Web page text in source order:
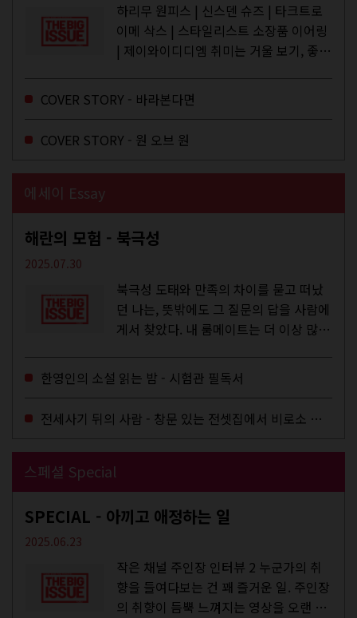
하리무 원피스 | 신스덴 슈즈 | 타크트로
이메 삭스 | 스타일리스트 소장품 이어링
| 제이와이디디엠 취미는 거울 보기, 좋아
주와...
COVER STORY - 바라본다면
COVER STORY - 원 오브 원
에세이 Essay
해란의 모험 - 북극성
2025.07.30
북극성 도태와 만족의 차이를 묻고 떠났
던 나는, 뜻밖에도 그 질문의 답을 사람에
게서 찾았다. 내 룸메이트는 더 이상 많은
한영인의 소설 읽는 밤 - 시험관 필독서
전세사기 뒤의 사람 - 창문 있는 전셋집에서 비로소 겨울 이불을 샀다
스페셜 Special
SPECIAL - 아끼고 애정하는 일
2025.06.23
작은 채널 주인장 인터뷰 2 누군가의 취
향을 들여다보는 건 꽤 즐거운 일. 주인장
의 취향이 듬뿍 느껴지는 영상을 오랜 시